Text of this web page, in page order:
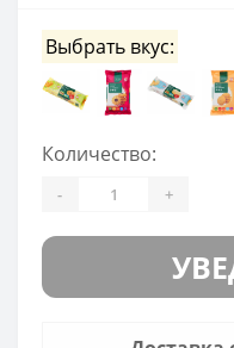
Выбрать вкус:
Количество:
- +